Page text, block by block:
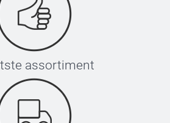
assortiment